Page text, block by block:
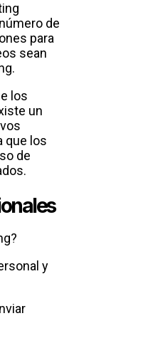
de
para
sean
los
un
que los
de
y